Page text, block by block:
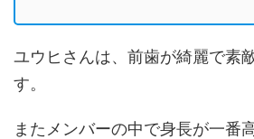
ユウヒさんは、前歯が綺麗で素
す。
またメンバーの中で身長が一番